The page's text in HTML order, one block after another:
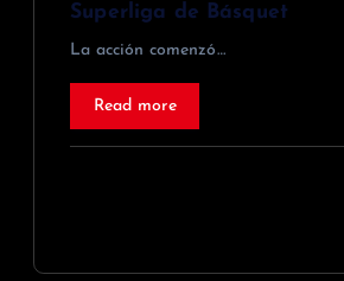
Superliga de Básquet
La acción comenzó…
Read more